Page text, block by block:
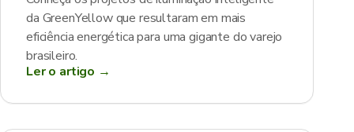
da GreenYellow que resultaram em mais
eficiência energética para uma gigante do varejo
brasileiro.
Ler o artigo →